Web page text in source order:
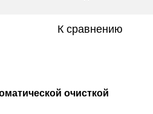
К сравнению
очисткой